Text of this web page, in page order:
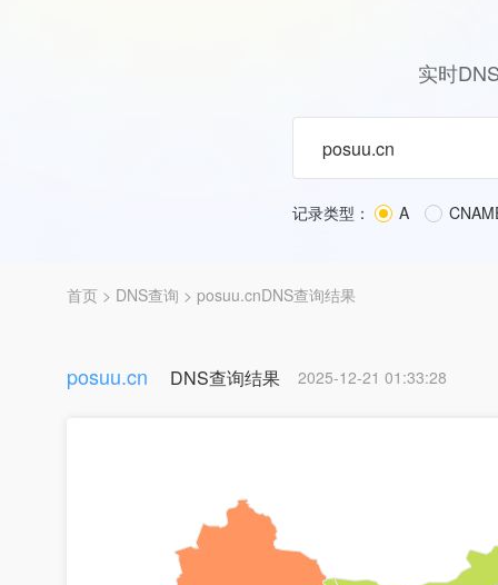
实时
记录类型： A
首页 > DNS查询 > posuu.cnDNS查询结果
posuu.cn DNS查询结果 2025-12-21 01:33:28